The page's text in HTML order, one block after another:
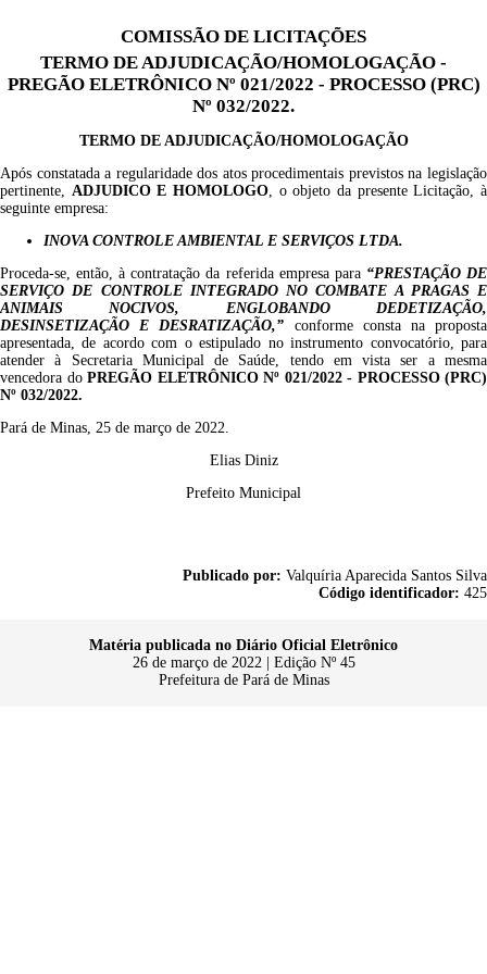
COMISSÃO DE LICITAÇÕES
TERMO DE ADJUDICAÇÃO/HOMOLOGAÇÃO -
PREGÃO ELETRÔNICO Nº 021/2022 - PROCESSO (PRC)
Nº 032/2022.
TERMO DE ADJUDICAÇÃO/HOMOLOGAÇÃO
Após constatada a regularidade dos atos procedimentais previstos na legislação
pertinente, ADJUDICO E HOMOLOGO, o objeto da presente Licitação, à
seguinte empresa:
INOVA CONTROLE AMBIENTAL E SERVIÇOS LTDA.
Proceda-se, então, à contratação da referida empresa para “PRESTAÇÃO DE
SERVIÇO DE CONTROLE INTEGRADO NO COMBATE A PRAGAS E
ANIMAIS NOCIVOS, ENGLOBANDO DEDETIZAÇÃO,
DESINSETIZAÇÃO E DESRATIZAÇÃO,” conforme consta na proposta
apresentada, de acordo com o estipulado no instrumento convocatório, para
atender à
Secretaria Municipal de Saúde,
tendo em vista ser a mesma
vencedora do PREGÃO ELETRÔNICO Nº 021/2022 - PROCESSO (PRC)
Nº 032/2022.
Pará de Minas, 25 de março de 2022.
Elias Diniz
Prefeito Municipal
Publicado por: Valquíria Aparecida Santos Silva
Código identificador: 425
Matéria publicada no Diário Oficial Eletrônico
26 de março de 2022 | Edição Nº 45
Prefeitura de Pará de Minas